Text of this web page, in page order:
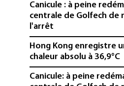
Canicule : à peine
centrale de Golfech de
l'arrêt
Hong Kong enregistre
chaleur absolu à 36,9°C
Canicule: à peine